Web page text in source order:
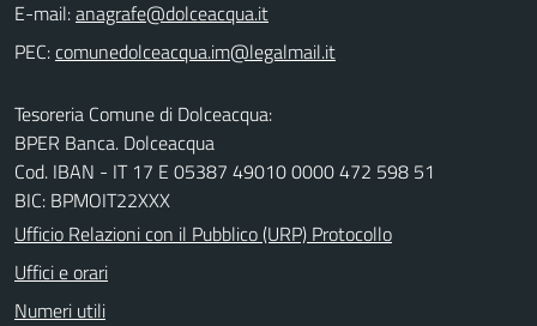
E-mail:
PEC:
Tesoreria Comune di Dolceacqua:
BPER Banca. Dolceacqua
Cod. IBAN - IT 17 E 05387 49010 0000 472 598 51
BIC: BPMOIT22XXX
Ufficio Relazioni con il Pubblico (URP) Protocollo
Uffici e orari
Numeri utili